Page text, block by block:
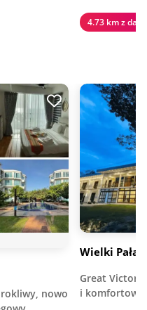
4.73 km z dala
nowo
Wielki
Great
i